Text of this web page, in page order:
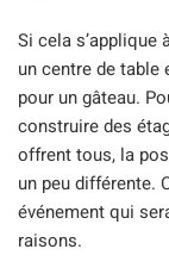
Si cela s’applique
un centre de
pour un gâteau.
construire des
offrent tous, la
un peu différente.
événement qui
raisons.